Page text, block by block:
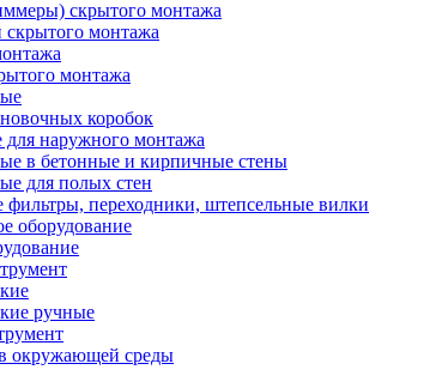
скрытого монтажа
монтажа
монтажа
коробок
наружного монтажа
в бетонные и кирпичные стены
для полых стен
фильтры, переходники, штепсельные вилки
оборудование
ручные
окружающей среды